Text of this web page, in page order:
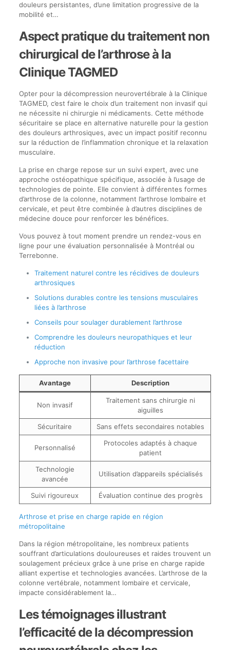
douleurs persistantes, d’une limitation progressive de la
mobilité et…
Aspect pratique du traitement non
chirurgical de l’arthrose à la
Clinique TAGMED
Opter pour la décompression neurovertébrale à la Clinique
TAGMED, c’est faire le choix d’un traitement non invasif qui
ne nécessite ni chirurgie ni médicaments. Cette méthode
sécuritaire se place en alternative naturelle pour la gestion
des douleurs arthrosiques, avec un impact positif reconnu
sur la réduction de l’inflammation chronique et la relaxation
musculaire.
La prise en charge repose sur un suivi expert, avec une
approche ostéopathique spécifique, associée à l’usage de
technologies de pointe. Elle convient à différentes formes
d’arthrose de la colonne, notamment l’arthrose lombaire et
cervicale, et peut être combinée à d’autres disciplines de
médecine douce pour renforcer les bénéfices.
Vous pouvez à tout moment prendre un rendez-vous en
ligne pour une évaluation personnalisée à Montréal ou
Terrebonne.
Traitement naturel contre les récidives de douleurs
arthrosiques
Solutions durables contre les tensions musculaires
liées à l’arthrose
Conseils pour soulager durablement l’arthrose
Comprendre les douleurs neuropathiques et leur
réduction
Approche non invasive pour l’arthrose facettaire
Avantage Description
Non invasif
Traitement sans chirurgie ni
aiguilles
Sécuritaire
Sans effets secondaires notables
Personnalisé
Protocoles adaptés à chaque
patient
Technologie
avancée
Utilisation d’appareils spécialisés
Suivi rigoureux Évaluation continue des progrès
Arthrose et prise en charge rapide en région
métropolitaine
Dans la région métropolitaine, les nombreux patients
souffrant d’articulations douloureuses et raides trouvent un
soulagement précieux grâce à une prise en charge rapide
alliant expertise et technologies avancées. L’arthrose de la
colonne vertébrale, notamment lombaire et cervicale,
impacte considérablement la…
Les témoignages illustrant
l’efficacité de la décompression